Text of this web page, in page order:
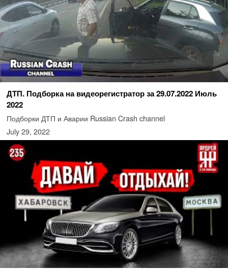
ДТП. Подборка на видеорегистратор за 29.07.2022 Июль
2022
Подборки ДТП и Аварии Russian Crash channel
July 29, 2022